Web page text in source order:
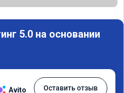
5.0 на основании
Avito Оставить отзыв